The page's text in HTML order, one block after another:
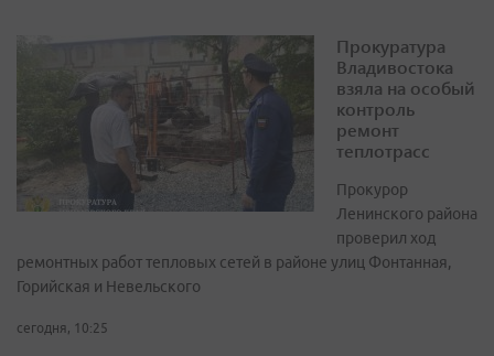
Прокуратура
Владивостока
взяла на особый
контроль
ремонт
теплотрасс
Прокурор
Ленинского района
проверил ход
ремонтных работ тепловых сетей в районе улиц Фонтанная,
Горийская и Невельского
сегодня, 10:25